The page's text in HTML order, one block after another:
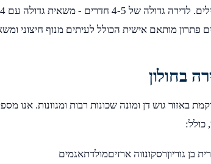
פתרון מותאם אישית הכולל לעיתים מנוף חיצוני
בחולון
ממוקמת באזור גוש דן ומונה שכונות רבות ומגוונות. אנו
כולל:
בן גוריוןרסקונווה ארזיםמולדתאגמים